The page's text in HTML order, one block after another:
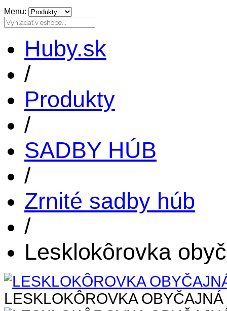
Menu:
Huby.sk
/
Produkty
/
SADBY HÚB
/
Zrnité sadby húb
/
Lesklokôrovka
LESKLOKÔROVKA